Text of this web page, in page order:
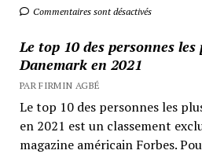
Commentaires sont désactivés
Le top 10 des personnes
Danemark en 2021
PAR FIRMIN AGBÉ
Le top 10 des personnes les
en 2021 est un classement
magazine américain Forbes.